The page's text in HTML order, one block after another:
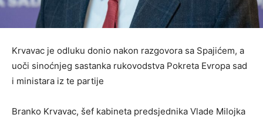
Krvavac je odluku donio nakon razgovora sa Spajićem, a
uoči sinoćnjeg sastanka rukovodstva Pokreta Evropa sad
i ministara iz te partije
Branko Krvavac, šef kabineta predsjednika Vlade Milojka